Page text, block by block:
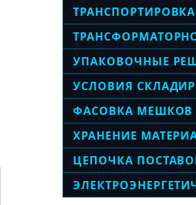
УПАКОВОЧНЫЕ
УСЛОВИЯ
ФАСОВКА МЕШКОВ
ХРАНЕНИЕ
ЦЕПОЧКА